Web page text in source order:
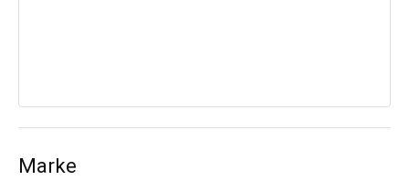
Marke